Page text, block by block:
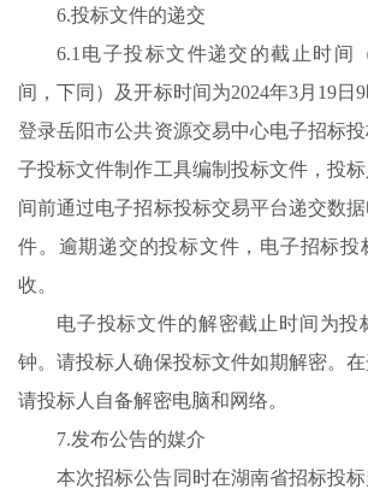
6.投标文件的递交
6.1电子投标文件递交的截止时间
间，下同）及开标时间为2024年3月19日
登录岳阳市公共资源交易中心电子招标
子投标文件制作工具编制投标文件，投
间前通过电子招标投标交易平台递交数
件。逾期递交的投标文件，电子招标投
收。
电子投标文件的解密截止时间为投
钟。请投标人确保投标文件如期解密。在
请投标人自备解密电脑和网络。
7.发布公告的媒介
本次招标公告同时在湖南省招标投